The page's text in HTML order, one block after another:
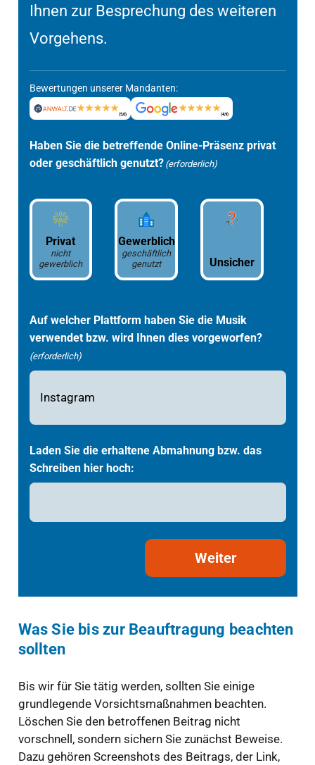
Ihnen zur Besprechung des weiteren
Vorgehens.
Bewertungen unserer Mandanten:
(5,0) (4,9)
Haben Sie die betreffende Online-Präsenz privat
oder geschäftlich genutzt? (erforderlich)
Privat
nicht
gewerblich
Gewerblich
geschäftlich
genutzt
Unsicher
Auf welcher Plattform haben Sie die Musik
verwendet bzw. wird Ihnen dies vorgeworfen?
(erforderlich)
Laden Sie die erhaltene Abmahnung bzw. das
Schreiben hier hoch:
Weiter
Was Sie bis zur Beauftragung beachten
sollten
Bis wir für Sie tätig werden, sollten Sie einige
grundlegende Vorsichtsmaßnahmen beachten.
Löschen Sie den betroffenen Beitrag nicht
vorschnell, sondern sichern Sie zunächst Beweise.
Dazu gehören Screenshots des Beitrags, der Link,